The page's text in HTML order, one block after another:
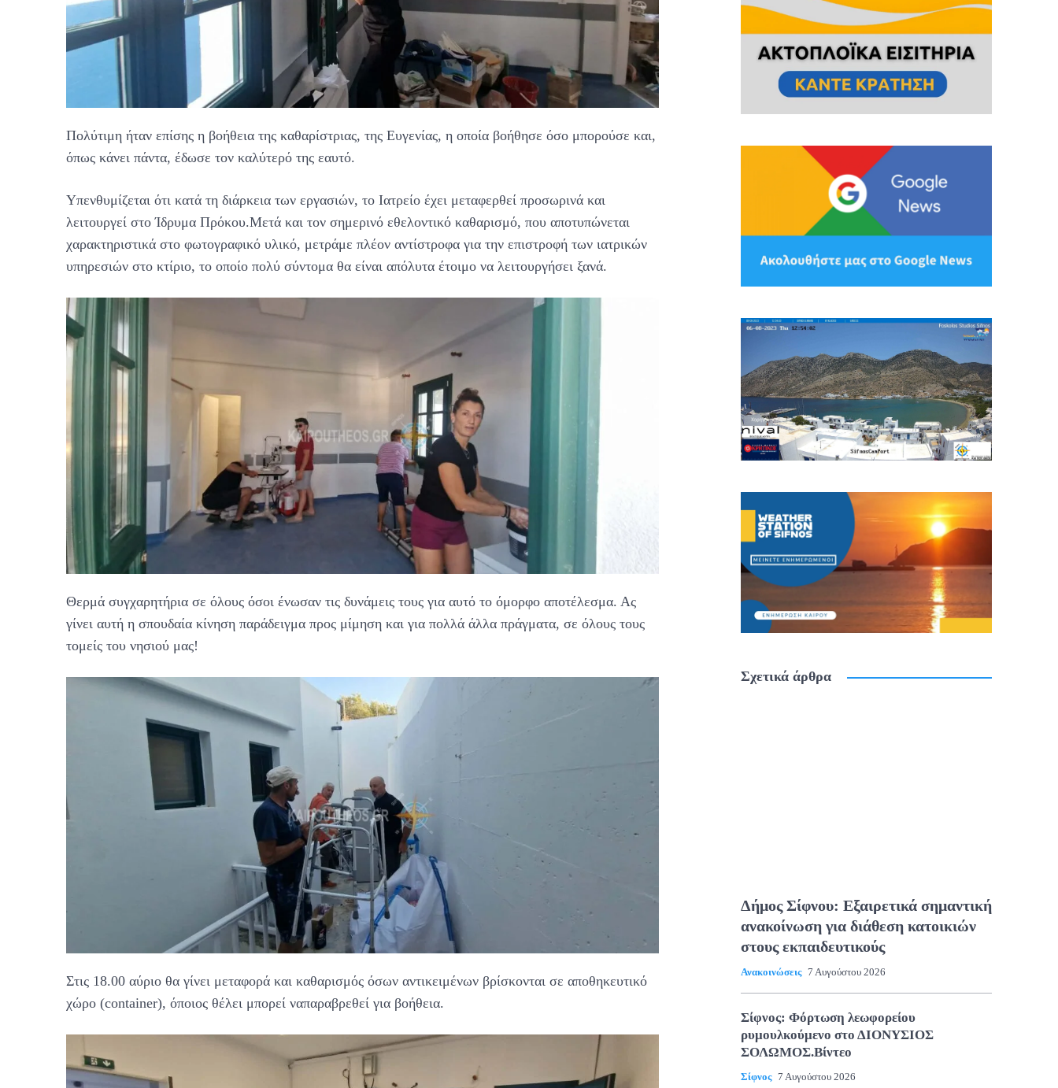
Πολύτιμη ήταν επίσης η βοήθεια της καθαρίστριας, της Ευγενίας, η οποία βοήθησε όσο μπορούσε και,
όπως κάνει πάντα, έδωσε τον καλύτερό της εαυτό.
Υπενθυμίζεται ότι κατά τη διάρκεια των εργασιών, το Ιατρείο έχει μεταφερθεί προσωρινά και
λειτουργεί στο Ίδρυμα Πρόκου.Μετά και τον σημερινό εθελοντικό καθαρισμό, που αποτυπώνεται
χαρακτηριστικά στο φωτογραφικό υλικό, μετράμε πλέον αντίστροφα για την επιστροφή των ιατρικών
υπηρεσιών στο κτίριο, το οποίο πολύ σύντομα θα είναι απόλυτα έτοιμο να λειτουργήσει ξανά.
Θερμά συγχαρητήρια σε όλους όσοι ένωσαν τις δυνάμεις τους για αυτό το όμορφο αποτέλεσμα. Ας
γίνει αυτή η σπουδαία κίνηση παράδειγμα προς μίμηση και για πολλά άλλα πράγματα, σε όλους τους
τομείς του νησιού μας!
Στις 18.00 αύριο θα γίνει μεταφορά και καθαρισμός όσων αντικειμένων βρίσκονται σε αποθηκευτικό
χώρο (container), όποιος θέλει μπορεί ναπαραβρεθεί για βοήθεια.
Σχετικά άρθρα
Δήμος Σίφνου: Εξαιρετικά σημαντική
ανακοίνωση για διάθεση κατοικιών
στους εκπαιδευτικούς
Ανακοινώσεις 7 Αυγούστου 2026
Σίφνος: Φόρτωση λεωφορείου
ρυμουλκούμενο στο ΔΙΟΝΥΣΙΟΣ
ΣΟΛΩΜΟΣ.Βίντεο
Σίφνος 7 Αυγούστου 2026